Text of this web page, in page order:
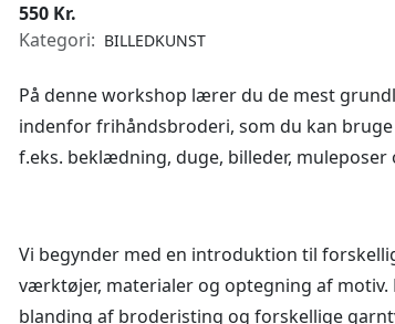
550 Kr.
Kategori: BILLEDKUNST
På denne workshop lærer du de mest
indenfor frihåndsbroderi, som du kan
f.eks. beklædning, duge, billeder, muleposer
Vi begynder med en introduktion til
værktøjer, materialer og optegning af motiv.
blanding af broderisting og forskellige